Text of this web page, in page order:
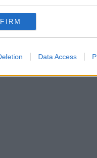
for below specified purposes
Data Access